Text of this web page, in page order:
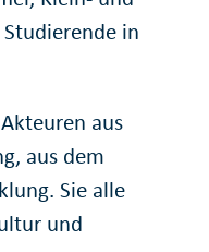
in
aus
aus dem
Sie alle
und